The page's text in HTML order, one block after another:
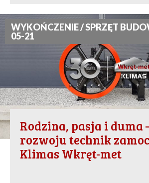
WYKOŃCZENIE / SPRZĘT
05-21
Rodzina, pasja i duma
rozwoju technik
Klimas Wkręt-met